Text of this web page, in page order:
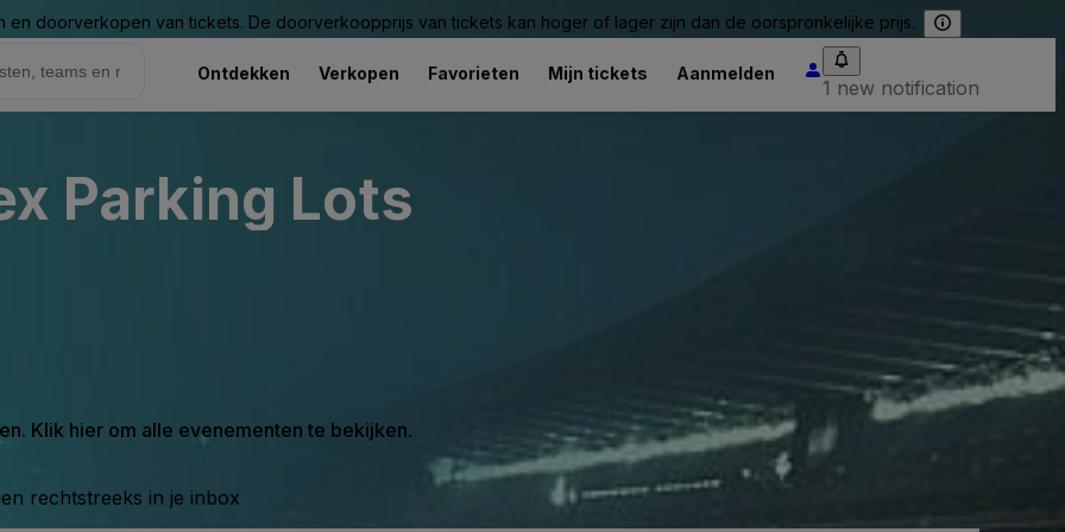
doorverkopen van tickets. De doorverkoopprijs van tickets kan hoger of lager zijn dan de oorspronkelijke prijs.
Ontdekken Verkopen Favorieten Mijn tickets Aanmelden
1 new notification
Parking Lots
Klik hier om alle evenementen te bekijken.
rechtstreeks in je inbox